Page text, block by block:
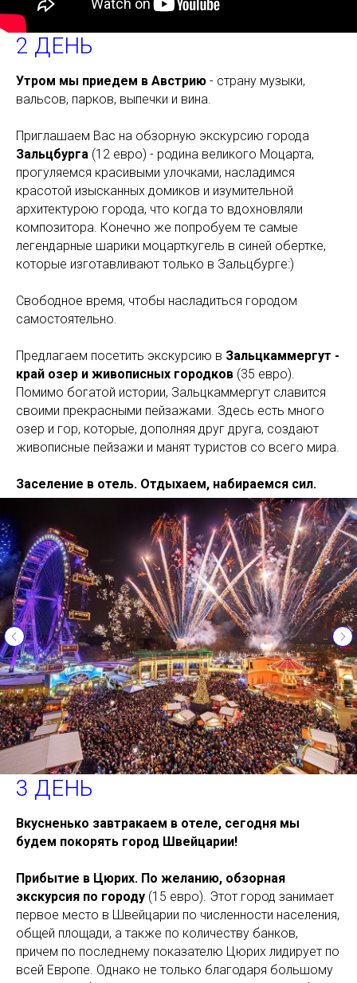
2 ДЕНЬ
Утром мы приедем в Австрию - страну музыки,
вальсов, парков, выпечки и вина.
Приглашаем Вас на обзорную экскурсию города
Зальцбурга (12 евро) - родина великого Моцарта,
прогуляемся красивыми улочками, насладимся
красотой изысканных домиков и изумительной
архитектурою города, что когда то вдохновляли
композитора. Конечно же попробуем те самые
легендарные шарики моцарткугель в синей обертке,
которые изготавливают только в Зальцбурге:)
Свободное время, чтобы насладиться городом
самостоятельно.
Предлагаем посетить экскурсию в Зальцкаммергут -
край озер и живописных городков (35 евро).
Помимо богатой истории, Зальцкаммергут славится
своими прекрасными пейзажами. Здесь есть много
озер и гор, которые, дополняя друг друга, создают
живописные пейзажи и манят туристов со всего мира.
Заселение в отель. Отдыхаем, набираемся сил.
3 ДЕНЬ
Вкусненько завтракаем в отеле, сегодня мы
будем покорять город Швейцарии!
Прибытие в Цюрих. По желанию, обзорная
экскурсия по городу (15 евро). Этот город занимает
первое место в Швейцарии по численности населения,
общей площади, а также по количеству банков,
причем по последнему показателю Цюрих лидирует по
всей Европе. Однако не только благодаря большому